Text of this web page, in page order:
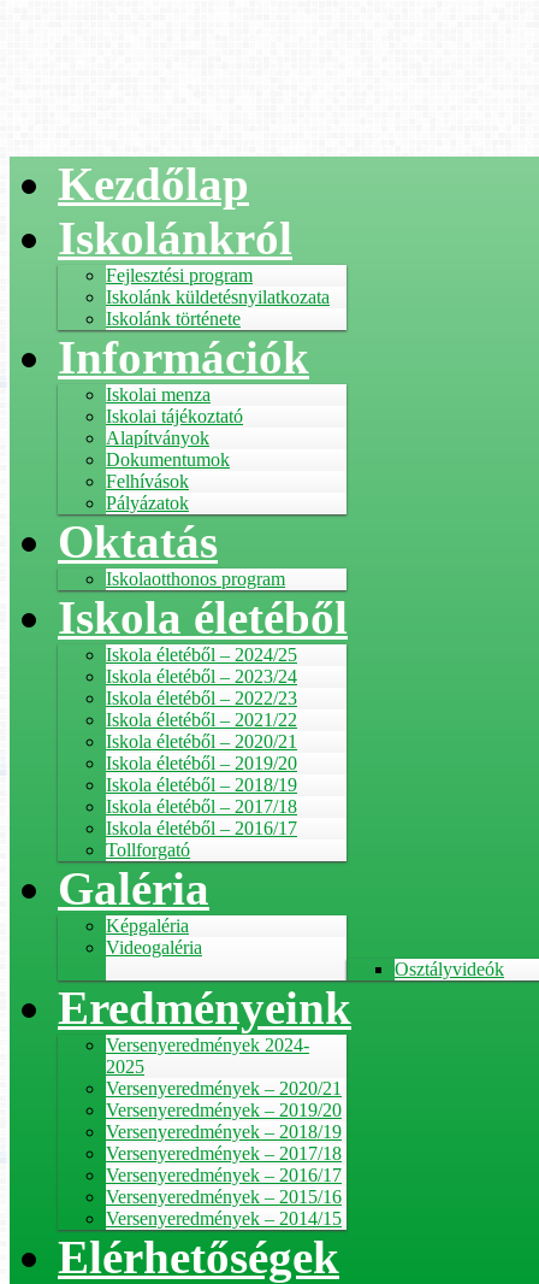
Kezdőlap
Iskolánkról
Fejlesztési program
Iskolánk küldetésnyilatkozata
Iskolánk története
Információk
Iskolai menza
Iskolai tájékoztató
Alapítványok
Dokumentumok
Felhívások
Pályázatok
Oktatás
Iskolaotthonos program
Iskola életéből
Iskola életéből – 2024/25
Iskola életéből – 2023/24
Iskola életéből – 2022/23
Iskola életéből – 2021/22
Iskola életéből – 2020/21
Iskola életéből – 2019/20
Iskola életéből – 2018/19
Iskola életéből – 2017/18
Iskola életéből – 2016/17
Tollforgató
Galéria
Képgaléria
Videogaléria
Osztályvideók
Eredményeink
Versenyeredmények 2024-
2025
Versenyeredmények – 2020/21
Versenyeredmények – 2019/20
Versenyeredmények – 2018/19
Versenyeredmények – 2017/18
Versenyeredmények – 2016/17
Versenyeredmények – 2015/16
Versenyeredmények – 2014/15
Elérhetőségek